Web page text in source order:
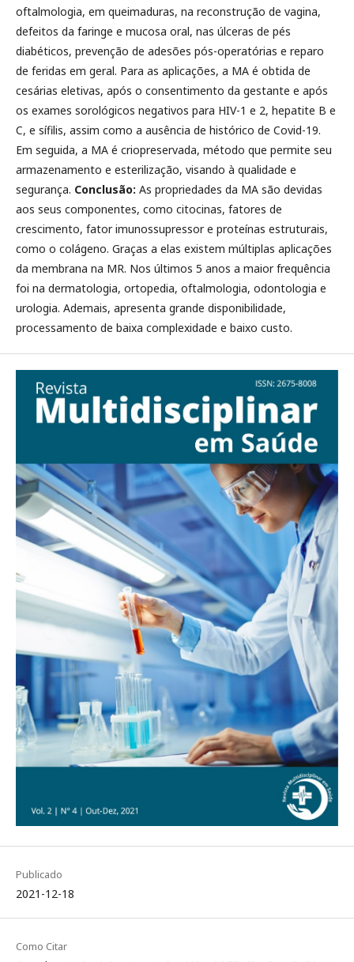
oftalmologia, em queimaduras, na reconstrução de vagina,
defeitos da faringe e mucosa oral, nas úlceras de pés
diabéticos, prevenção de adesões pós-operatórias e reparo
de feridas em geral. Para as aplicações, a MA é obtida de
cesárias eletivas, após o consentimento da gestante e após
os exames sorológicos negativos para HIV-1 e 2, hepatite B e
C, e sífilis, assim como a ausência de histórico de Covid-19.
Em seguida, a MA é criopreservada, método que permite seu
armazenamento e esterilização, visando à qualidade e
segurança. Conclusão: As propriedades da MA são devidas
aos seus componentes, como citocinas, fatores de
crescimento, fator imunossupressor e proteínas estruturais,
como o colágeno. Graças a elas existem múltiplas aplicações
da membrana na MR. Nos últimos 5 anos a maior frequência
foi na dermatologia, ortopedia, oftalmologia, odontologia e
urologia. Ademais, apresenta grande disponibilidade,
processamento de baixa complexidade e baixo custo.
Publicado
2021-12-18
Como Citar